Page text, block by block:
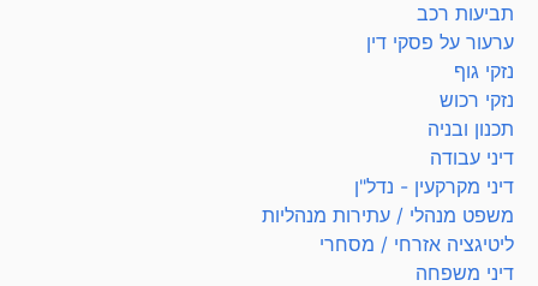
תביעות רכב
ערעור על פסקי דין
נזקי גוף
נזקי רכוש
תכנון ובניה
דיני עבודה
דיני מקרקעין - נדל"ן
משפט מנהלי / עתירות מנהליות
ליטיגציה אזרחי / מסחרי
דיני משפחה